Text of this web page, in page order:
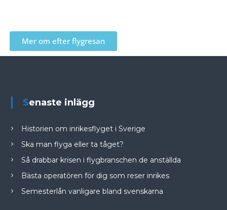
Mer om efter flygresan
Senaste inlägg
Historien om inrikesflyget i Sverige
Ska man flyga eller ta tåget?
Så drabbar krisen i flygbranschen de anställda
Bästa operatören för dig som reser inrikes
Semesterlån vanligare bland svenskarna